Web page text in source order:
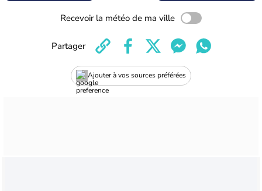
Recevoir la météo de ma ville
Ajouter à vos sources préférées
Partager